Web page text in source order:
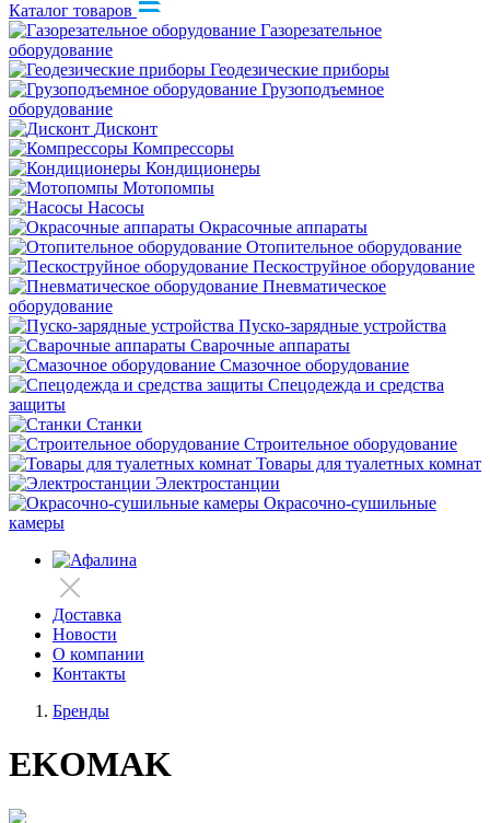
Каталог товаров
Газорезательное
оборудование
Геодезические приборы
Грузоподъемное
оборудование
Дисконт
Компрессоры
Кондиционеры
Мотопомпы
Насосы
Окрасочные аппараты
Отопительное оборудование
Пескоструйное оборудование
Пневматическое
оборудование
Пуско-зарядные устройства
Сварочные аппараты
Смазочное оборудование
Спецодежда и средства
защиты
Станки
Строительное оборудование
Товары для туалетных комнат
Электростанции
Окрасочно-сушильные
камеры
Доставка
Новости
О компании
Контакты
Бренды
EKOMAK